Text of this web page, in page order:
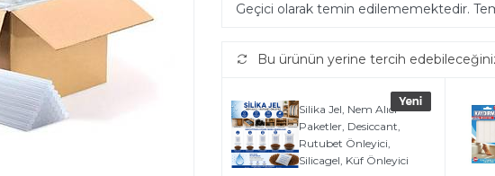
Geçici olarak temin edilememektedir.
Bu ürünün yerine tercih
Silika Jel, Nem Alıcı
Paketler, Desiccant,
Rutubet Önleyici,
Silicagel, Küf Önleyici